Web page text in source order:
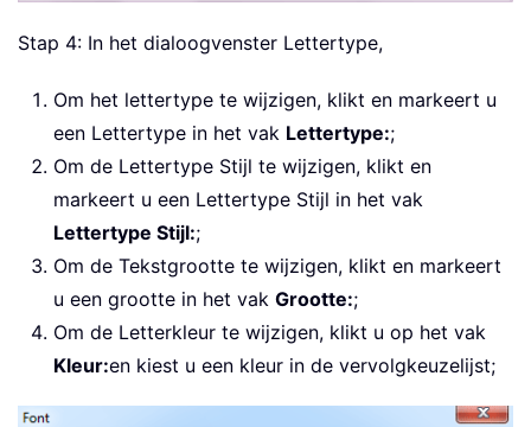
Stap 4: In het dialoogvenster Lettertype,
Om het lettertype te wijzigen, klikt en markeert u
een Lettertype in het vak Lettertype:;
Om de Lettertype Stijl te wijzigen, klikt en
markeert u een Lettertype Stijl in het vak
Lettertype Stijl:;
Om de Tekstgrootte te wijzigen, klikt en markeert
u een grootte in het vak Grootte:;
Om de Letterkleur te wijzigen, klikt u op het vak
Kleur:en kiest u een kleur in de vervolgkeuzelijst;